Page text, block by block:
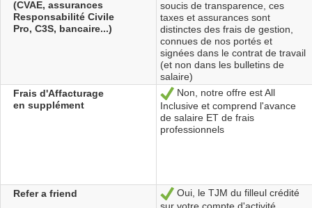
(CVAE, assurances
Responsabilité Civile
Pro, C3S, bancaire...)
soucis de transparence, ces
taxes et assurances sont
distinctes des frais de gestion,
connues de nos portés et
signées dans le contrat de travail
(et non dans les bulletins de
salaire)
Frais d'Affacturage
en supplément
Sí
Non, notre offre est All
Inclusive et comprend l'avance
de salaire ET de frais
professionnels
Refer a friend Sí
Oui, le TJM du filleul crédité
sur votre compte d'activité